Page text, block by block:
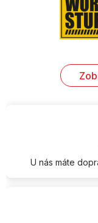
U nás máte